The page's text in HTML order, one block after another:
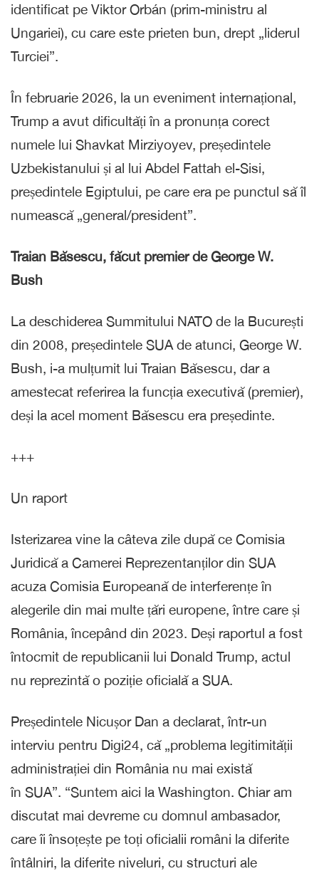
identificat pe Viktor Orbán (prim-ministru al
Ungariei), cu care este prieten bun, drept „liderul
Turciei”.
În februarie 2026, la un eveniment internațional,
Trump a avut dificultăți în a pronunța corect
numele lui Shavkat Mirziyoyev, președintele
Uzbekistanului și al lui Abdel Fattah el-Sisi,
președintele Egiptului, pe care era pe punctul să îl
numească „general/president”.
Traian Băsescu, făcut premier de George W.
Bush
La deschiderea Summitului NATO de la București
din 2008, președintele SUA de atunci, George W.
Bush, i-a mulțumit lui Traian Băsescu, dar a
amestecat referirea la funcția executivă (premier),
deși la acel moment Băsescu era președinte.
+++
Un raport
Isterizarea vine la câteva zile după ce Comisia
Juridică a Camerei Reprezentanților din SUA
acuza Comisia Europeană de interferențe în
alegerile din mai multe țări europene, între care și
România, începând din 2023. Deși raportul a fost
întocmit de republicanii lui Donald Trump, actul
nu reprezintă o poziție oficială a SUA.
Președintele Nicușor Dan a declarat, într-un
interviu pentru Digi24, că „problema legitimității
administrației din România nu mai există
în SUA”. “Suntem aici la Washington. Chiar am
discutat mai devreme cu domnul ambasador,
care îi însoțește pe toți oficialii români la diferite
întâlniri, la diferite niveluri, cu structuri ale